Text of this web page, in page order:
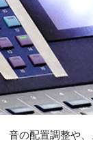
音の配置調整や